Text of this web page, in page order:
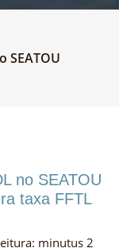
SEATOU
no SEATOU
taxa FFTL
minutus 2